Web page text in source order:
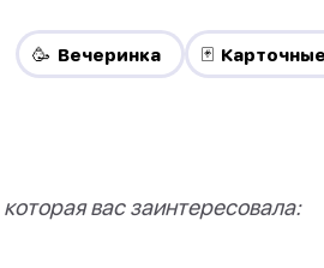
🥳 Вечеринка 🃏
вас заинтересовала: